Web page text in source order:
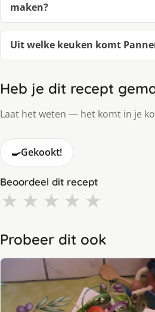
maken?
Uit welke keuken komt
Heb je dit recept
Laat het weten — het komt in je
🍳Gekookt!
Beoordeel dit recept
★ ★ ★ ★ ★
Probeer dit ook